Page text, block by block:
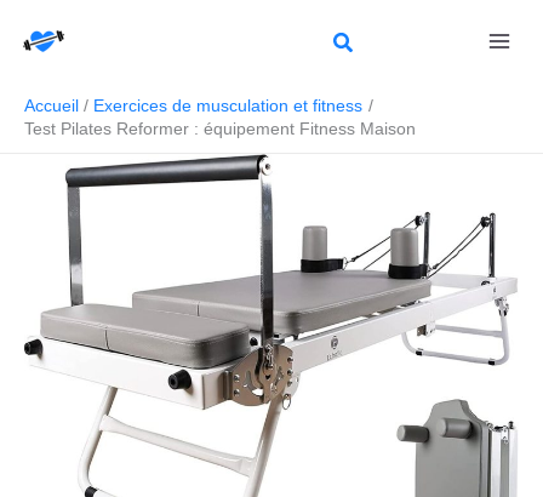
Accueil
Exercices de musculation et fitness
Test Pilates Reformer : équipement Fitness Maison